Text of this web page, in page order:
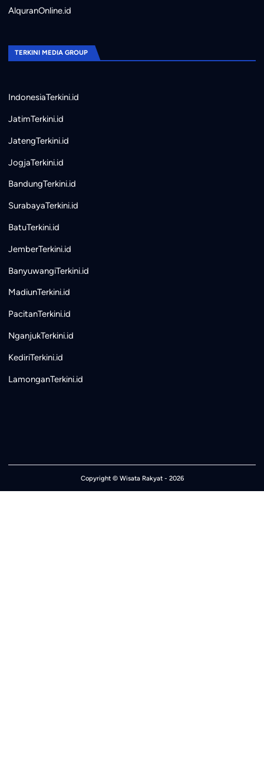
AlquranOnline.id
TERKINI MEDIA GROUP
IndonesiaTerkini.id
JatimTerkini.id
JatengTerkini.id
JogjaTerkini.id
BandungTerkini.id
SurabayaTerkini.id
BatuTerkini.id
JemberTerkini.id
BanyuwangiTerkini.id
MadiunTerkini.id
PacitanTerkini.id
NganjukTerkini.id
KediriTerkini.id
LamonganTerkini.id
Copyright © Wisata Rakyat- 2026